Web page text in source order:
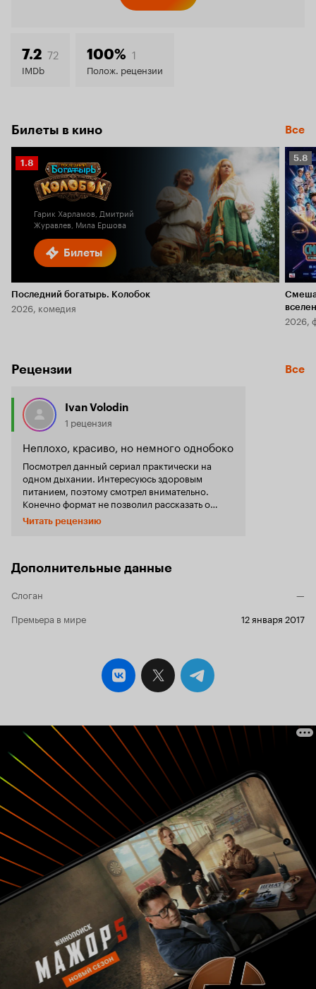
7.8
7.2 72
IMDb
100% 1
Полож. рецензии
Билеты в кино Все
Билеты
Рейтинг
Кинопоиска
1.8
Гарик Харламов, Дмитрий
Журавлев, Мила Ершова
Последний богатырь. Колобок
2026, комедия
5.8
5.8
2026,
Рецензии Все
Ivan Volodin
1 рецензия
Неплохо, красиво, но немного однобоко
Посмотрел данный сериал практически на
одном дыхании. Интересуюсь здоровым
питанием, поэтому смотрел внимательно.
Конечно формат не позволил рассказать о
многих техниках приготовления, но не
упомянуть ферментацию считаю
растения, что порой кажется - это просто
ресторана, который упоминается в сериях
должное, после просмотра хочется побыть
немного веганом и приготовить чечевицу на
Красивые пейзажи, закаты, сочные, яркие
фрукты и овощи в кадре, занятые полезным
трудом люди. Смотреть на это действительно
добавить оригинальные субтитры.
Читать рецензию
Дополнительные данные
Слоган
—
Премьера в мире
12 января 2017